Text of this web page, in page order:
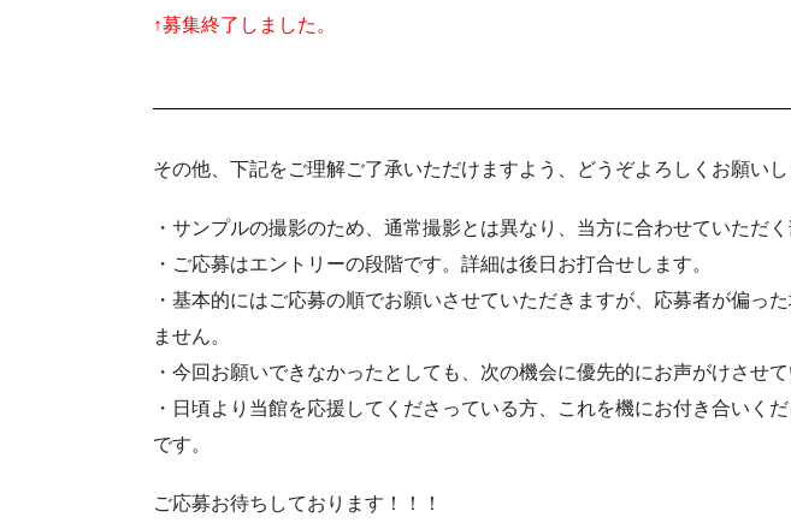
↑募集終了しました。
その他、下記をご理解ご了承いただけますよう、どうぞよろしくお願いし
・サンプルの撮影のため、通常撮影とは異なり、当方に合わせていただく
・ご応募はエントリーの段階です。詳細は後日お打合せします。
・基本的にはご応募の順でお願いさせていただきますが、応募者が偏っ
ません。
・今回お願いできなかったとしても、次の機会に優先的にお声がけさせて
・日頃より当館を応援してくださっている方、これを機にお付き合いく
です。
ご応募お待ちしております！！！